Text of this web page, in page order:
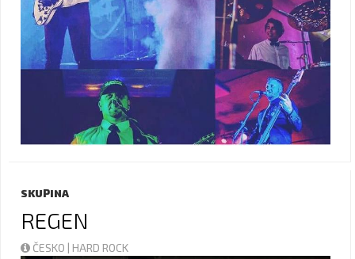
SKUPINA
REGEN
ČESKO | HARD ROCK